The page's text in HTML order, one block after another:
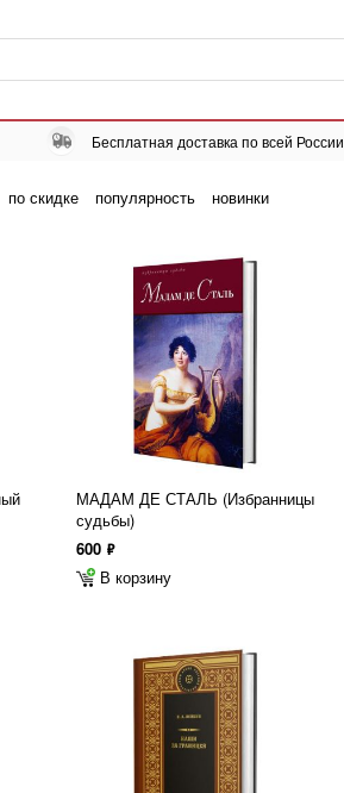
Бесплатная доставка по всей России
по скидке популярность новинки
МАДАМ ДЕ СТАЛЬ (Избранницы
судьбы)
600 ф
В корзину